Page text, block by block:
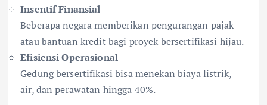
Insentif Finansial
Beberapa negara memberikan pengurangan pajak
atau bantuan kredit bagi proyek bersertifikasi hijau.
Efisiensi Operasional
Gedung bersertifikasi bisa menekan biaya listrik,
air, dan perawatan hingga 40%.